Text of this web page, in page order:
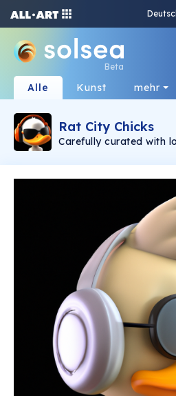
Beta
Alle Kunst mehr
Rat City Chicks
Carefully curated with